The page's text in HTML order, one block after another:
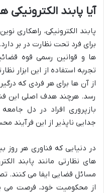
آیا پابند الکترونیکی
پابند الکترونیکی، راهکاری
برای فرد تحت نظارت در بر
ها و قوانین رسمی قوه
تجربه استفاده از این ابزار
از آن ها برای هر فردی که
رسد. هرچند هدف اصلی این
بازپروری افراد در دل
جدایی ناپذیر از این فرآیند
در دنیایی که فناوری هر روز
های نظارتی مانند پابند
مسائل قضایی ایفا می کنند.
از محکومیت خود، فرصت می